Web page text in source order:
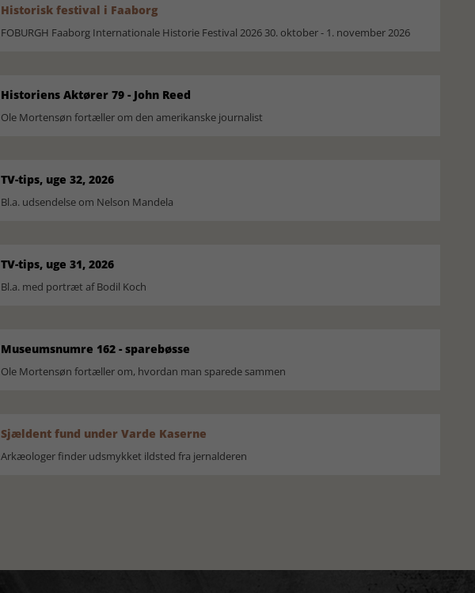
Historisk festival i Faaborg
FOBURGH Faaborg Internationale Historie Festival 2026 30. oktober - 1. november 2026
Historiens Aktører 79 - John Reed
Ole Mortensøn fortæller om den amerikanske journalist
TV-tips, uge 32, 2026
Bl.a. udsendelse om Nelson Mandela
TV-tips, uge 31, 2026
Bl.a. med portræt af Bodil Koch
Museumsnumre 162 - sparebøsse
Ole Mortensøn fortæller om, hvordan man sparede sammen
Sjældent fund under Varde Kaserne
Arkæologer finder udsmykket ildsted fra jernalderen